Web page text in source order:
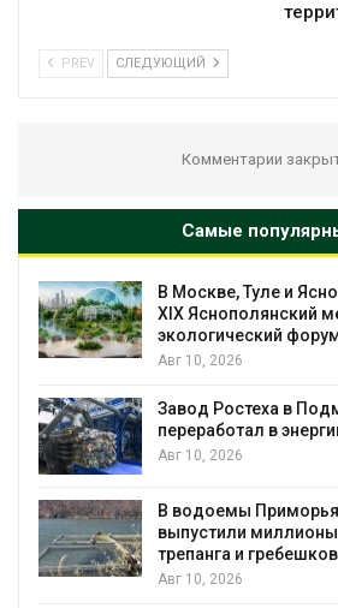
PREV СЛЕДУЮЩИЙ
Комментарии
Самые
ТКО
В горах
природную
Авг 10, 2026
Рыбачий
Авг 10, 2026
Авг 10, 2026